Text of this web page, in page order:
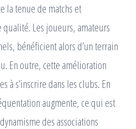
la tenue de matchs et
qualité. Les joueurs, amateurs
bénéficient alors d’un terrain
En outre, cette amélioration
à s’inscrire dans les clubs. En
augmente, ce qui est
des associations